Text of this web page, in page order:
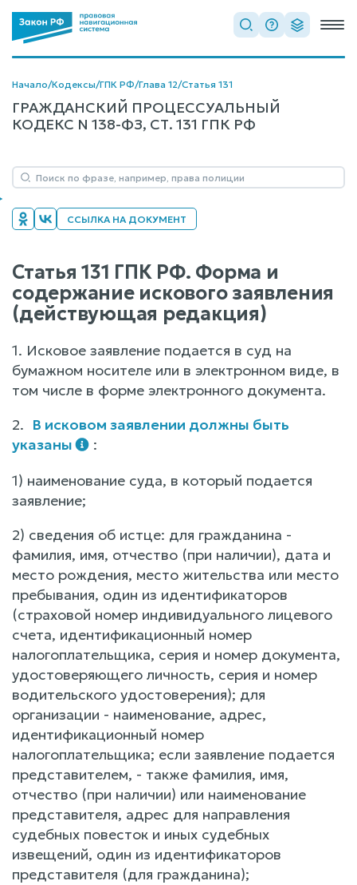
Начало/Кодексы/ГПК РФ/Глава 12/Статья 131
ГРАЖДАНСКИЙ ПРОЦЕССУАЛЬНЫЙ
КОДЕКС N 138-ФЗ, СТ. 131 ГПК РФ
ССЫЛКА НА ДОКУМЕНТ
Статья 131 ГПК РФ. Форма и
содержание искового заявления
(действующая редакция)
1. Исковое заявление подается в суд на
бумажном носителе или в электронном виде, в
том числе в форме электронного документа.
2. В исковом заявлении должны быть
указаны
:
1) наименование суда, в который подается
заявление;
2) сведения об истце: для гражданина -
фамилия, имя, отчество (при наличии), дата и
место рождения, место жительства или место
пребывания, один из идентификаторов
(страховой номер индивидуального лицевого
счета, идентификационный номер
налогоплательщика, серия и номер документа,
удостоверяющего личность, серия и номер
водительского удостоверения); для
организации - наименование, адрес,
идентификационный номер
налогоплательщика; если заявление подается
представителем, - также фамилия, имя,
отчество (при наличии) или наименование
представителя, адрес для направления
судебных повесток и иных судебных
извещений, один из идентификаторов
представителя (для гражданина);